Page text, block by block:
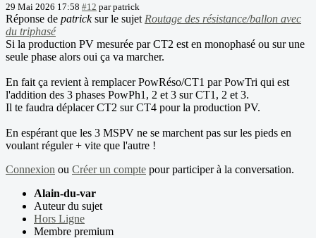
29 Mai 2026 17:58 #12 parpatrick
Réponse de patricksur le sujet Routage des résistance/ballon avec
du triphasé
Si la production PV mesurée par CT2 est en monophasé ou sur une
seule phase alors oui ça va marcher.
En fait ça revient à remplacer PowRéso/CT1 par PowTri qui est
l'addition des 3 phases PowPh1, 2 et 3 sur CT1, 2 et 3.
Il te faudra déplacer CT2 sur CT4 pour la production PV.
En espérant que les 3 MSPV ne se marchent pas sur les pieds en
voulant réguler + vite que l'autre !
Connexion ou Créer un compte pour participer à la conversation.
Alain-du-var
Auteur du sujet
Hors Ligne
Membre premium